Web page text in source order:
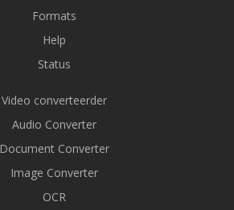
Formats
Help
Status
Video converteerder
Audio Converter
Document Converter
Image Converter
OCR